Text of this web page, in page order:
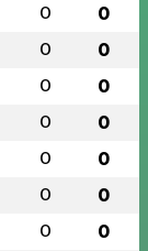
0 0
0 0
0 0
0 0
0 0
0 0
0 0